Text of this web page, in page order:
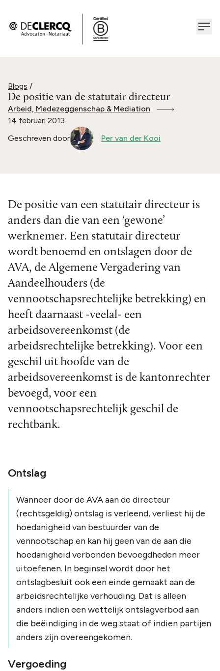
Blogs /
De positie van de statutair directeur
Arbeid, Medezeggenschap & Mediation
14 februari 2013
Geschreven door
Per van der Kooi
De positie van een statutair directeur is
anders dan die van een ‘gewone’
werknemer. Een statutair directeur
wordt benoemd en ontslagen door de
AVA, de Algemene Vergadering van
Aandeelhouders (de
vennootschapsrechtelijke betrekking) en
heeft daarnaast -veelal- een
arbeidsovereenkomst (de
arbeidsrechtelijke betrekking). Voor een
geschil uit hoofde van de
arbeidsovereenkomst is de kantonrechter
bevoegd, voor een
vennootschapsrechtelijk geschil de
rechtbank.
Ontslag
Wanneer door de AVA aan de directeur
(rechtsgeldig) ontslag is verleend, verliest hij de
hoedanigheid van bestuurder van de
vennootschap en kan hij geen van de aan die
hoedanigheid verbonden bevoegdheden meer
uitoefenen. In beginsel wordt door het
ontslagbesluit ook een einde gemaakt aan de
arbeidsrechtelijke verhouding. Dat is alleen
anders indien een wettelijk ontslagverbod aan
die beëindiging in de weg staat of indien partijen
anders zijn overeengekomen.
Vergoeding